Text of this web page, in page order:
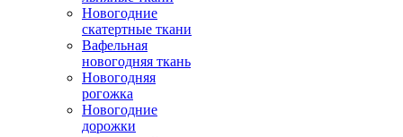
Новогодние
скатертные ткани
Вафельная
новогодняя ткань
Новогодняя
рогожка
Новогодние
дорожки